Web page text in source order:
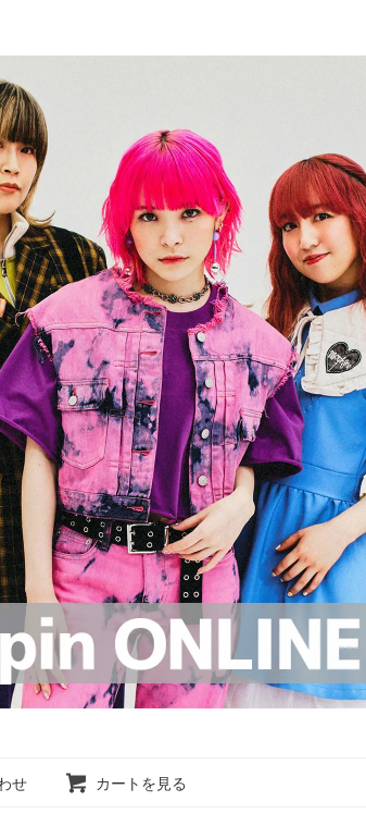
せ カートを見る